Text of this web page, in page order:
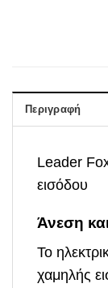
Περιγραφή
Leader
εισόδου
Άνεση
Το
χαμηλής